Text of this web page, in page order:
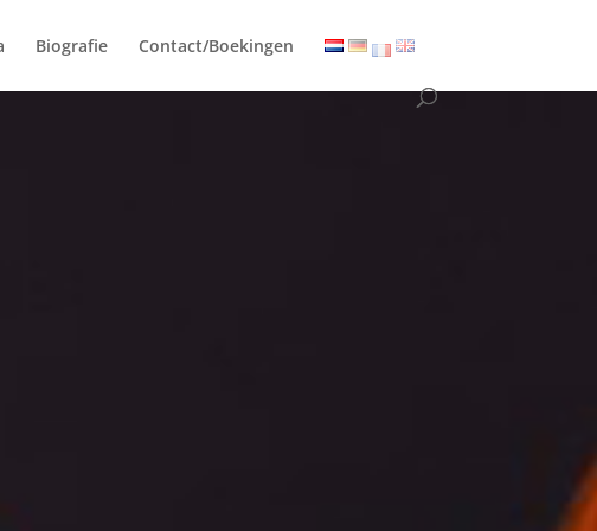
Biografie Contact/Boekingen